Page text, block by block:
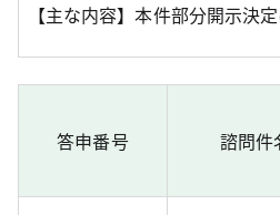
【主な内容】本件部分開示決
答申番号 諮問件